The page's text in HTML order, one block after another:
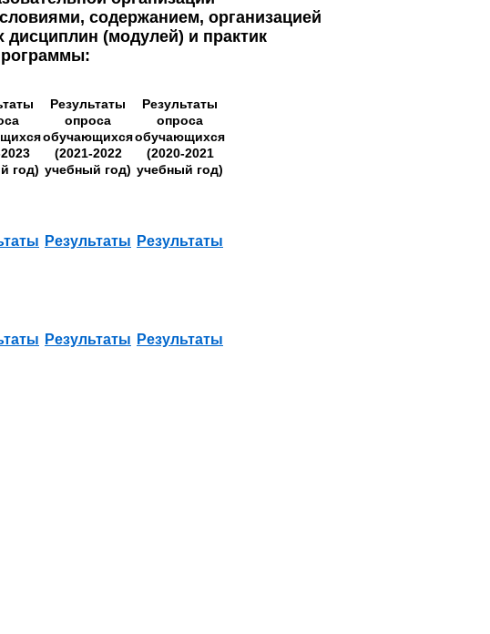
содержанием, организацией
дисциплин (модулей) и практик
год)
Результаты
опроса
обучающихся
(2021-2022
учебный год)
Результаты
опроса
обучающихся
(2020-2021
учебный год)
Результаты Результаты
Результаты Результаты